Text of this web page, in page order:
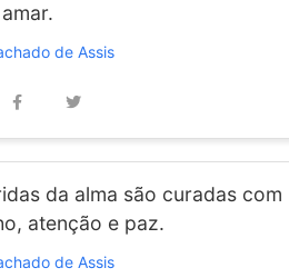
de Assis
da alma são curadas com
atenção e paz.
de Assis